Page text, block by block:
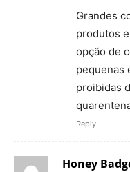
Grandes
produtos
opção de
pequenas
proibidas
Reply
Honey